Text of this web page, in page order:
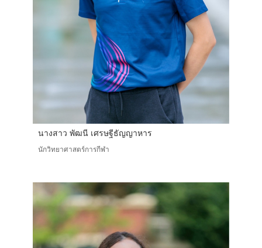
นางสาว พัฒนี เศรษฐีธัญญาหาร
นักวิทยาศาสตร์การกีฬา